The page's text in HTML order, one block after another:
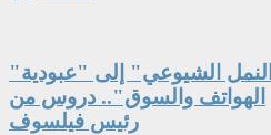
"من النمل الشيوعي" إلى "عبودية
الهواتف والسوق".. دروس من
رئيس فيلسوف